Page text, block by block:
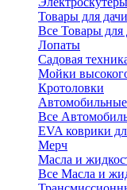
Товары для дачи
Все Товары для
Лопаты
Садовая
Мойки
Кротоловки
Все
EVA коврики
Мерч
Масла и
Все Масла и